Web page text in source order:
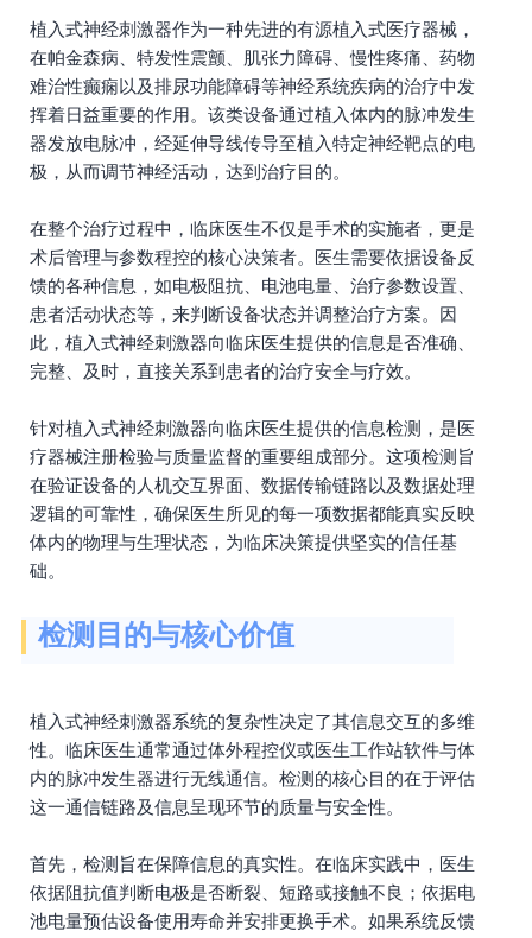
植入式神经刺激器作为一种先进的有源植入式医疗器械，
在帕金森病、特发性震颤、肌张力障碍、慢性疼痛、药物
难治性癫痫以及排尿功能障碍等神经系统疾病的治疗中发
挥着日益重要的作用。该类设备通过植入体内的脉冲发生
器发放电脉冲，经延伸导线传导至植入特定神经靶点的电
极，从而调节神经活动，达到治疗目的。
在整个治疗过程中，临床医生不仅是手术的实施者，更是
术后管理与参数程控的核心决策者。医生需要依据设备反
馈的各种信息，如电极阻抗、电池电量、治疗参数设置、
患者活动状态等，来判断设备状态并调整治疗方案。因
此，植入式神经刺激器向临床医生提供的信息是否准确、
完整、及时，直接关系到患者的治疗安全与疗效。
针对植入式神经刺激器向临床医生提供的信息检测，是医
疗器械注册检验与质量监督的重要组成部分。这项检测旨
在验证设备的人机交互界面、数据传输链路以及数据处理
逻辑的可靠性，确保医生所见的每一项数据都能真实反映
体内的物理与生理状态，为临床决策提供坚实的信任基
础。
检测目的与核心价值
植入式神经刺激器系统的复杂性决定了其信息交互的多维
性。临床医生通常通过体外程控仪或医生工作站软件与体
内的脉冲发生器进行无线通信。检测的核心目的在于评估
这一通信链路及信息呈现环节的质量与安全性。
首先，检测旨在保障信息的真实性。在临床实践中，医生
依据阻抗值判断电极是否断裂、短路或接触不良；依据电
池电量预估设备使用寿命并安排更换手术。如果系统反馈